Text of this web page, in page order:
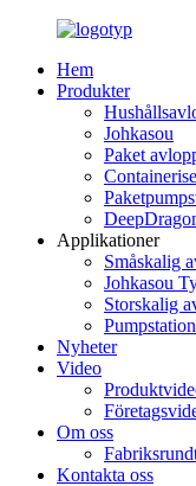
Hem
Produkter
Johkasou
Paket
Applikationer
Småskalig
Johkasou
Storskalig
Pumpstation
Nyheter
Video
Om oss
Kontakta oss